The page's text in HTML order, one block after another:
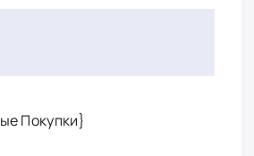
Покупки}